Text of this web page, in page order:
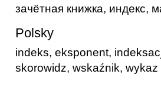
зачётная книжка, индекс,
Polsky
indeks, eksponent,
skorowidz, wskaźnik, wykaz